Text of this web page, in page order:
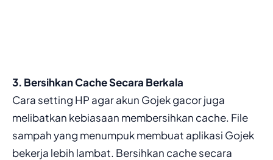
3. Bersihkan Cache Secara Berkala
Cara setting HP agar akun Gojek gacor juga
melibatkan kebiasaan membersihkan cache. File
sampah yang menumpuk membuat aplikasi Gojek
bekerja lebih lambat. Bersihkan cache secara